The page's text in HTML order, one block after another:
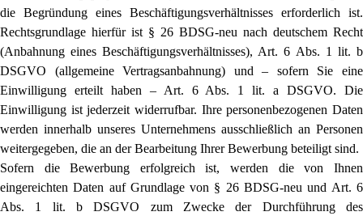
die Begründung eines Beschäftigungsverhältnisses erforderlich ist.
Rechtsgrundlage hierfür ist § 26 BDSG-neu nach deutschem Recht
(Anbahnung eines Beschäftigungsverhältnisses), Art. 6 Abs. 1 lit. b
DSGVO (allgemeine Vertragsanbahnung) und – sofern Sie eine
Einwilligung erteilt haben – Art. 6 Abs. 1 lit. a DSGVO. Die
Einwilligung ist jederzeit widerrufbar. Ihre personenbezogenen Daten
werden innerhalb unseres Unternehmens ausschließlich an Personen
weitergegeben, die an der Bearbeitung Ihrer Bewerbung beteiligt sind.
Sofern die Bewerbung erfolgreich ist, werden die von Ihnen
eingereichten Daten auf Grundlage von § 26 BDSG-neu und Art. 6
Abs. 1 lit. b DSGVO zum Zwecke der Durchführung des